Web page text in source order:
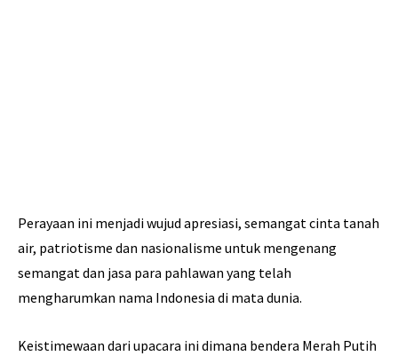
Perayaan ini menjadi wujud apresiasi, semangat cinta tanah
air, patriotisme dan nasionalisme untuk mengenang
semangat dan jasa para pahlawan yang telah
mengharumkan nama Indonesia di mata dunia.
Keistimewaan dari upacara ini dimana bendera Merah Putih